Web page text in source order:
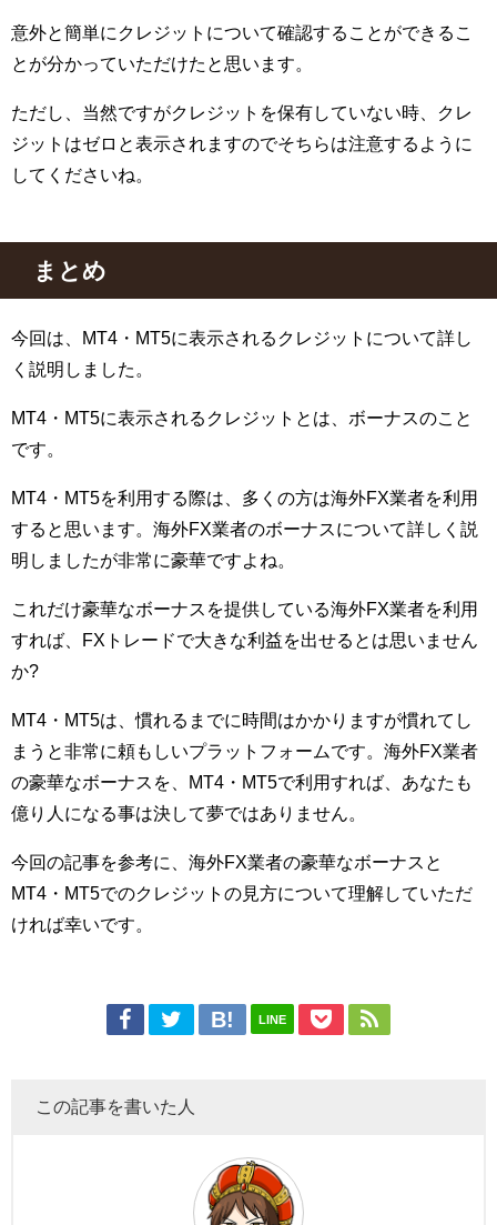
意外と簡単にクレジットについて確認することができるこ
とが分かっていただけたと思います。
ただし、当然ですがクレジットを保有していない時、クレ
ジットはゼロと表示されますのでそちらは注意するように
してくださいね。
まとめ
今回は、MT4・MT5に表示されるクレジットについて詳し
く説明しました。
MT4・MT5に表示されるクレジットとは、ボーナスのこと
です。
MT4・MT5を利用する際は、多くの方は海外FX業者を利用
すると思います。海外FX業者のボーナスについて詳しく説
明しましたが非常に豪華ですよね。
これだけ豪華なボーナスを提供している海外FX業者を利用
すれば、FXトレードで大きな利益を出せるとは思いません
か?
MT4・MT5は、慣れるまでに時間はかかりますが慣れてし
まうと非常に頼もしいプラットフォームです。海外FX業者
の豪華なボーナスを、MT4・MT5で利用すれば、あなたも
億り人になる事は決して夢ではありません。
今回の記事を参考に、海外FX業者の豪華なボーナスと
MT4・MT5でのクレジットの見方について理解していただ
ければ幸いです。
LINE
この記事を書いた人